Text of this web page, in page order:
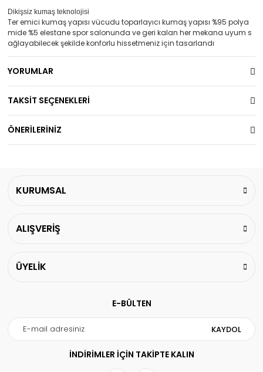
Dikişsiz kumaş teknolojisi
Ter emici kumaş yapısı vücudu toparlayıcı kumaş yapısı %95 polya
mide %5 elestane spor salonunda ve geri kalan her mekana uyum s
ağlayabilecek şekilde konforlu hissetmeniz için tasarlandı
YORUMLAR
TAKSİT SEÇENEKLERİ
ÖNERİLERİNİZ
KURUMSAL
ALIŞVERİŞ
ÜYELİK
E-BÜLTEN
KAYDOL
İNDİRİMLER İÇİN TAKİPTE KALIN